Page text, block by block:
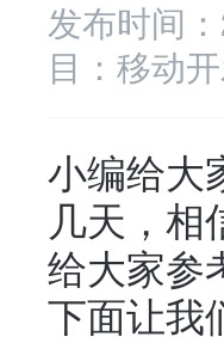
发布时间：
目： 移动
小编给大
几天，
给大家参
下面让我